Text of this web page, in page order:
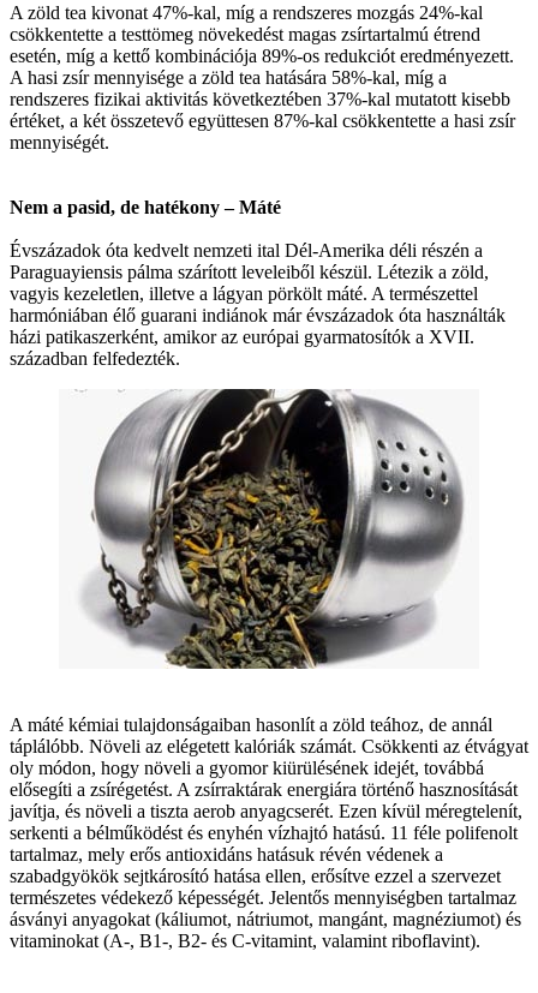
A zöld tea kivonat 47%-kal, míg a rendszeres mozgás 24%-kal
csökkentette a testtömeg növekedést magas zsírtartalmú étrend
esetén, míg a kettő kombinációja 89%-os redukciót eredményezett.
A hasi zsír mennyisége a zöld tea hatására 58%-kal, míg a
rendszeres fizikai aktivitás következtében 37%-kal mutatott kisebb
értéket, a két összetevő együttesen 87%-kal csökkentette a hasi zsír
mennyiségét.
Nem a pasid, de hatékony – Máté
Évszázadok óta kedvelt nemzeti ital Dél-Amerika déli részén a
Paraguayiensis pálma szárított leveleiből készül. Létezik a zöld,
vagyis kezeletlen, illetve a lágyan pörkölt máté. A természettel
harmóniában élő guarani indiánok már évszázadok óta használták
házi patikaszerként, amikor az európai gyarmatosítók a XVII.
században felfedezték.
A máté kémiai tulajdonságaiban hasonlít a zöld teához, de annál
táplálóbb. Növeli az elégetett kalóriák számát. Csökkenti az étvágyat
oly módon, hogy növeli a gyomor kiürülésének idejét, továbbá
elősegíti a zsírégetést. A zsírraktárak energiára történő hasznosítását
javítja, és növeli a tiszta aerob anyagcserét. Ezen kívül méregtelenít,
serkenti a bélműködést és enyhén vízhajtó hatású. 11 féle polifenolt
tartalmaz, mely erős antioxidáns hatásuk révén védenek a
szabadgyökök sejtkárosító hatása ellen, erősítve ezzel a szervezet
természetes védekező képességét. Jelentős mennyiségben tartalmaz
ásványi anyagokat (káliumot, nátriumot, mangánt, magnéziumot) és
vitaminokat (A-, B1-, B2- és C-vitamint, valamint riboflavint).